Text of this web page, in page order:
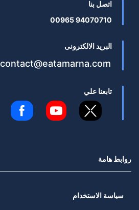
اتصل بنا
94070710 00965
البريد الالكترونى
contact@eatamarna.com
تابعنا علي
روابط هامة
سياسة الاستخدام